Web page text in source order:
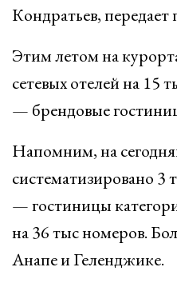
Кондратьев,
Этим летом на
сетевых отелей на 15
— брендовые
Напомним, на
систематизировано 3
— гостиницы
на 36 тыс номеров.
Анапе и Геленджике.